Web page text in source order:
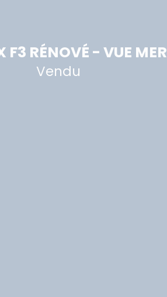
F3 RÉNOVÉ - VUE MER
Vendu